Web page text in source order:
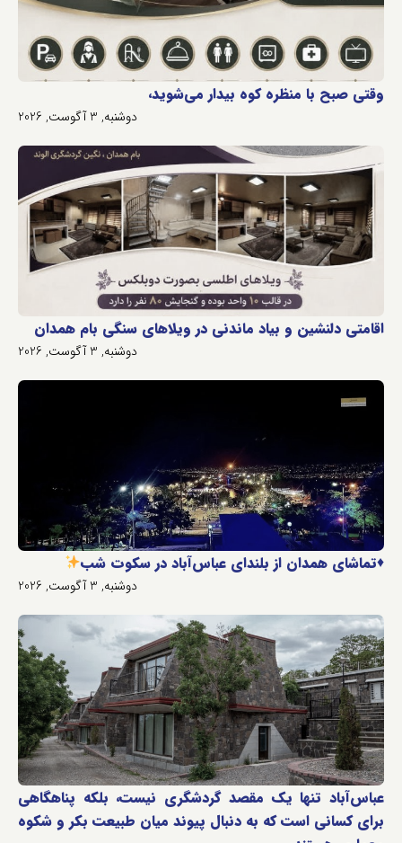
وقتی صبح با منظره کوه بیدار می‌شوید،
دوشنبه, 3 آگوست, 2026
اقامتی دلنشین و بیاد ماندنی در ویلاهای سنگی بام همدان
دوشنبه, 3 آگوست, 2026
♦️تماشای همدان از بلندای عباس‌آباد در سکوت شب
دوشنبه, 3 آگوست, 2026
عباس‌آباد تنها یک مقصد گردشگری نیست، بلکه پناهگاهی
برای کسانی است که به دنبال پیوند میان طبیعت بکر و شکوه